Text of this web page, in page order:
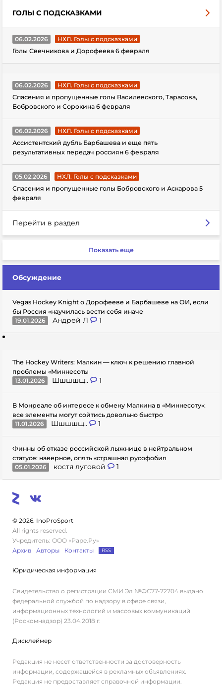
ГОЛЫ С ПОДСКАЗКАМИ
06.02.2026
НХЛ. Голы с подсказками
Голы Свечникова и Дорофеева 6 февраля
06.02.2026
НХЛ. Голы с подсказками
Спасения и пропущенные голы Василевского, Тарасова,
Бобровского и Сорокина 6 февраля
06.02.2026
НХЛ. Голы с подсказками
Ассистентский дубль Барбашева и еще пять
результативных передач россиян 6 февраля
05.02.2026
НХЛ. Голы с подсказками
Спасения и пропущенные голы Бобровского и Аскарова 5
февраля
Перейти в раздел
Показать еще
Обсуждение
Vegas Hockey Knight о Дорофееве и Барбашеве на ОИ, если
бы Россия «научилась вести себя иначе
19.01.2026
Андрей Л 1
The Hockey Writers: Малкин — ключ к решению главной
проблемы «Миннесоты
13.01.2026
Шшшшщ.. 1
В Монреале об интересе к обмену Малкина в «Миннесоту»:
все элементы могут сойтись довольно быстро
11.01.2026
Шшшшщ.. 1
Финны об отказе российской лыжнице в нейтральном
статусе: наверное, опять «страшная русофобия
05.01.2026
костя луговой 1
© 2026. InoProSport
All rights reserved.
Учредитель: ООО «Раре.Ру»
Архив
Авторы Контакты RSS
Юридическая информация
Свидетельство о регистрации СМИ Эл №ФС77-72704 выдано
федеральной службой по надзору в сфере связи,
информационных технологий и массовых коммуникаций
(Роскомнадзор) 23.04.2018 г.
Дисклеймер
Редакция не несет ответственности за достоверность
информации, содержащейся в рекламных объявлениях.
Редакция не предоставляет справочной информации.